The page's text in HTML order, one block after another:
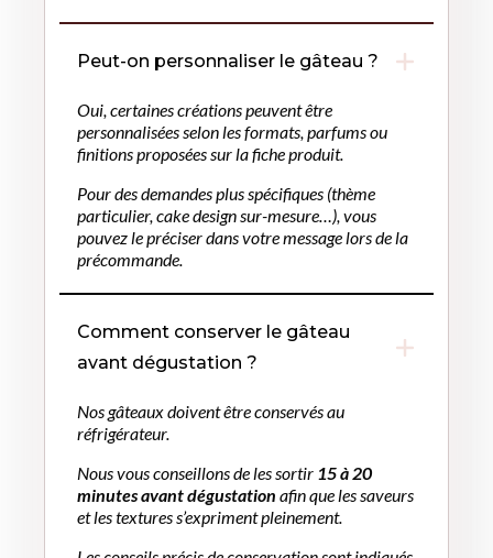
Peut-on personnaliser le gâteau ?
Oui, certaines créations peuvent être
personnalisées selon les formats, parfums ou
finitions proposées sur la fiche produit.
Pour des demandes plus spécifiques (thème
particulier, cake design sur-mesure…), vous
pouvez le préciser dans votre message lors de la
précommande.
Comment conserver le gâteau
avant dégustation ?
Nos gâteaux doivent être conservés au
réfrigérateur.
Nous vous conseillons de les sortir 15 à 20
minutes avant dégustation afin que les saveurs
et les textures s’expriment pleinement.